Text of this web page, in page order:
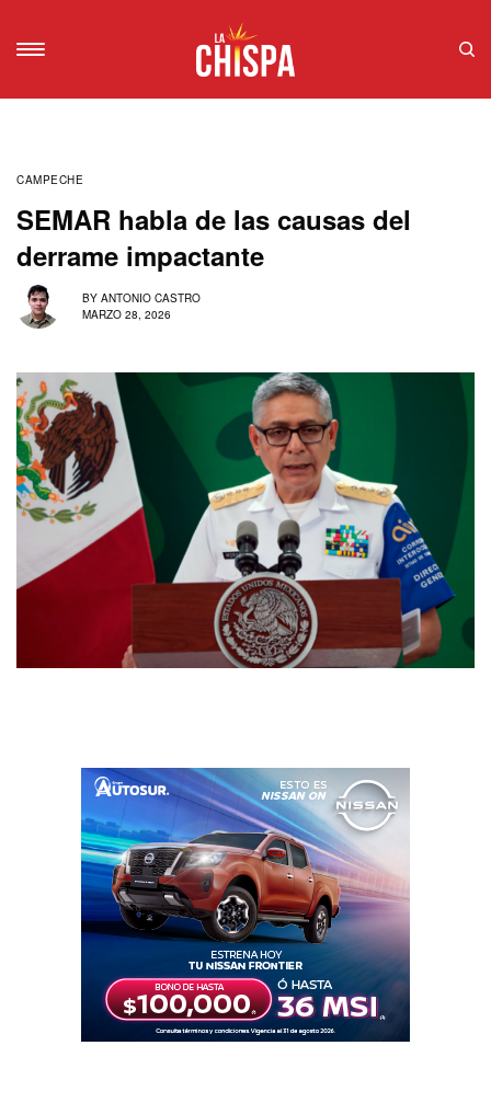
CAMPECHE
SEMAR habla de las causas del
derrame impactante
BY ANTONIO CASTRO
MARZO 28, 2026